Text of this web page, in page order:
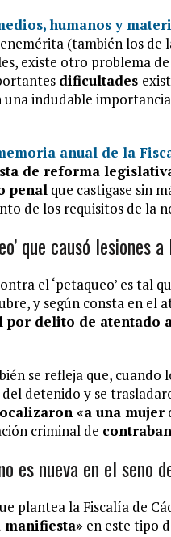
humanos y
(también los
existe otro problema
dificultades
una indudable
anual de la
de reforma
penal que castigase sin
de los requisitos de la
que causó
el ‘petaqueo’ es tal
y según consta en el
por delito de atentado
se refleja que,
detenido y se
«a una mujer
criminal de
es nueva en el seno
plantea la Fiscalía de
en este tipo